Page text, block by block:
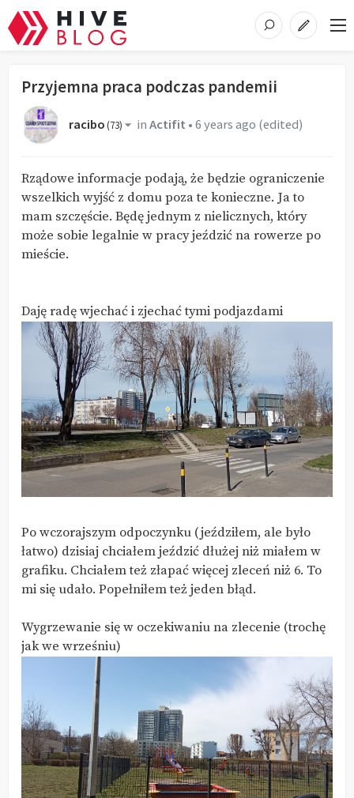
Przyjemna praca podczas pandemii
racibo(73) inActifit •6 years ago (edited)
Rządowe informacje podają, że będzie ograniczenie
wszelkich wyjść z domu poza te konieczne. Ja to
mam szczęście. Będę jednym z nielicznych, który
może sobie legalnie w pracy jeździć na rowerze po
mieście.
Daję radę wjechać i zjechać tymi podjazdami
Po wczorajszym odpoczynku (jeździłem, ale było
łatwo) dzisiaj chciałem jeździć dłużej niż miałem w
grafiku. Chciałem też złapać więcej zleceń niż 6. To
mi się udało. Popełniłem też jeden błąd.
Wygrzewanie się w oczekiwaniu na zlecenie (trochę
jak we wrześniu)